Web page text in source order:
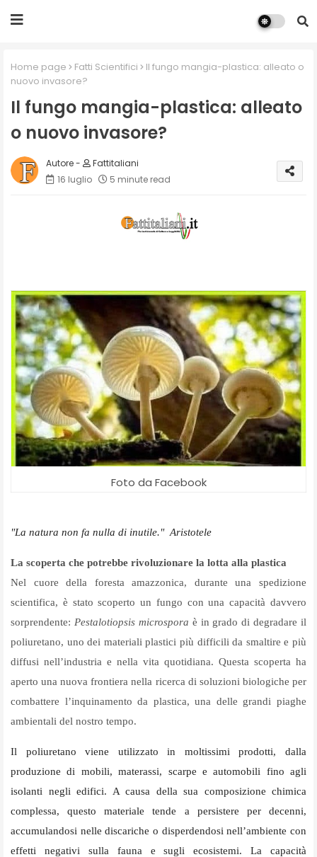
Home page Fatti Scientifici
Il fungo mangia-plastica: alleato o
nuovo invasore?
Il fungo mangia-plastica: alleato
o nuovo invasore?
Fattitaliani
16 luglio
5 minute read
Foto da Facebook
"La natura non fa nulla di inutile." Aristotele
La scoperta che potrebbe rivoluzionare la lotta alla plastica
Nel cuore della foresta amazzonica, durante una spedizione
scientifica, è stato scoperto un fungo con una capacità davvero
sorprendente: Pestalotiopsis microspora è in grado di degradare il
poliuretano, uno dei materiali plastici più difficili da smaltire e più
diffusi nell’industria e nella vita quotidiana. Questa scoperta ha
aperto una nuova frontiera nella ricerca di soluzioni biologiche per
combattere l’inquinamento da plastica, una delle grandi piaghe
ambientali del nostro tempo.
Il poliuretano viene utilizzato in moltissimi prodotti, dalla
produzione di mobili, materassi, scarpe e automobili fino agli
isolanti negli edifici. A causa della sua composizione chimica
complessa, questo materiale tende a persistere per decenni,
accumulandosi nelle discariche o disperdendosi nell’ambiente con
effetti negativi sulla fauna e sugli ecosistemi. La capacità